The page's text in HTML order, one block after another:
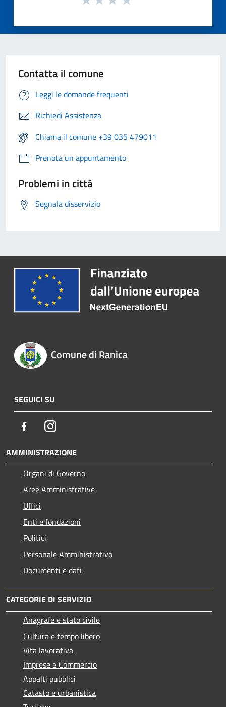
Contatta il comune
Leggi le domande frequenti
Richiedi Assistenza
Chiama il comune +39 035 479011
Prenota un appuntamento
Problemi in città
Segnala disservizio
Comune di Ranica
SEGUICI SU
FacebookInstagram
AMMINISTRAZIONE
Organi di Governo
Aree Amministrative
Uffici
Enti e fondazioni
Politici
Personale Amministrativo
Documenti e dati
CATEGORIE DI SERVIZIO
Anagrafe e stato civile
Cultura e tempo libero
Vita lavorativa
Imprese e Commercio
Appalti pubblici
Catasto e urbanistica